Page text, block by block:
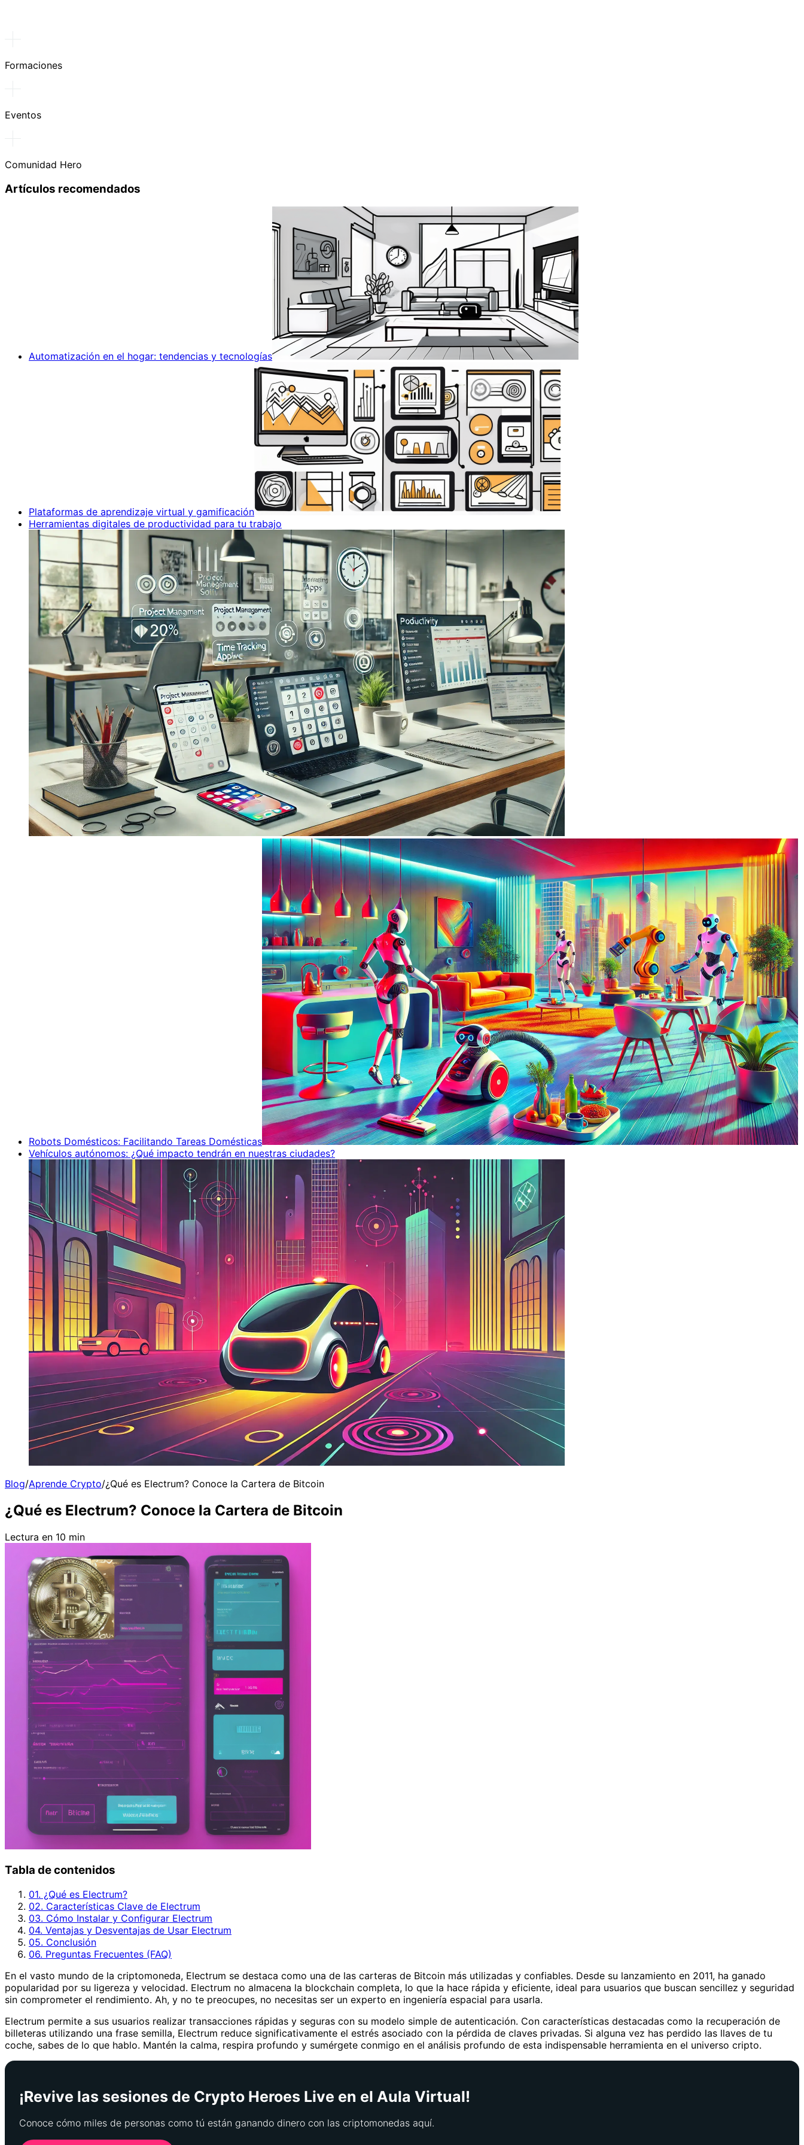
Formaciones
Eventos
Comunidad Hero
Artículos recomendados
Automatización en el hogar: tendencias y tecnologías
Plataformas de aprendizaje virtual y gamificación
Herramientas digitales de productividad para tu trabajo
Robots Domésticos: Facilitando Tareas Domésticas
Vehículos autónomos: ¿Qué impacto tendrán en nuestras ciudades?
Blog/Aprende Crypto/¿Qué es Electrum? Conoce la Cartera de Bitcoin
¿Qué es Electrum? Conoce la Cartera de Bitcoin
Lectura en 10 min
Tabla de contenidos
01. ¿Qué es Electrum?
02. Características Clave de Electrum
03. Cómo Instalar y Configurar Electrum
04. Ventajas y Desventajas de Usar Electrum
05. Conclusión
06. Preguntas Frecuentes (FAQ)
En el vasto mundo de la criptomoneda, Electrum se destaca como una de las carteras de Bitcoin más utilizadas y confiables. Desde su lanzamiento en 2011, ha ganado
popularidad por su ligereza y velocidad. Electrum no almacena la blockchain completa, lo que la hace rápida y eficiente, ideal para usuarios que buscan sencillez y seguridad
sin comprometer el rendimiento. Ah, y no te preocupes, no necesitas ser un experto en ingeniería espacial para usarla.
Electrum permite a sus usuarios realizar transacciones rápidas y seguras con su modelo simple de autenticación. Con características destacadas como la recuperación de
billeteras utilizando una frase semilla, Electrum reduce significativamente el estrés asociado con la pérdida de claves privadas. Si alguna vez has perdido las llaves de tu
coche, sabes de lo que hablo. Mantén la calma, respira profundo y sumérgete conmigo en el análisis profundo de esta indispensable herramienta en el universo cripto.
¡Revive las sesiones de Crypto Heroes Live en el Aula Virtual!
Conoce cómo miles de personas como tú están ganando dinero con las criptomonedas aquí.